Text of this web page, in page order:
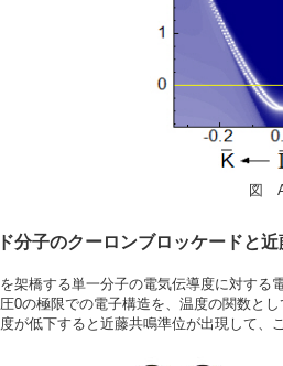
図
分子のクーロンブロッケードと近
架橋する単一分子の電気伝導度に対する
0の極限での電子構造を、温度の関数と
が低下すると近藤共鳴準位が出現して、